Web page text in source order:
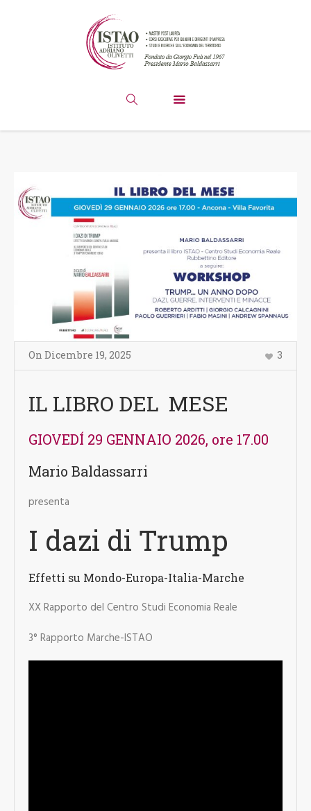
On Dicembre 19, 2025 3
IL LIBRO DEL MESE
GIOVEDÍ 29 GENNAIO 2026, ore 17.00
Mario Baldassarri
presenta
I dazi di Trump
Effetti su Mondo-Europa-Italia-Marche
XX Rapporto del Centro Studi Economia Reale
3° Rapporto Marche-ISTAO